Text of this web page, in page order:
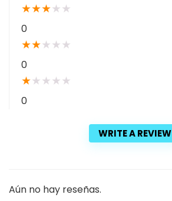
★★★★ ★
0
★★★ ★ ★
0
★★ ★ ★ ★
0
WRITE A REVIEW
Aún no hay reseñas.